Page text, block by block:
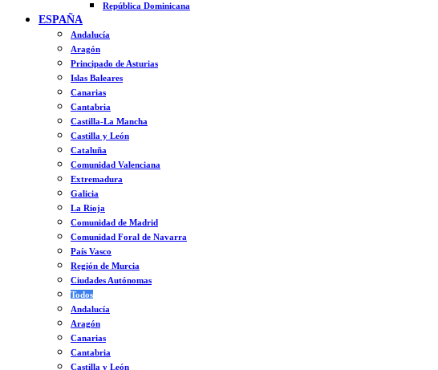
República Dominicana
ESPAÑA
Andalucía
Aragón
Principado de Asturias
Islas Baleares
Canarias
Cantabria
Castilla-La Mancha
Castilla y León
Cataluña
Comunidad Valenciana
Extremadura
Galicia
La Rioja
Comunidad de Madrid
Comunidad Foral de Navarra
País Vasco
Región de Murcia
Ciudades Autónomas
Todos
Andalucía
Aragón
Canarias
Cantabria
Castilla y León